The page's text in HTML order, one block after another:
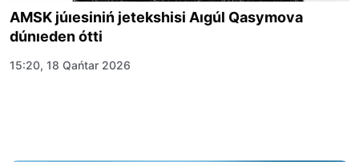
AMSK júıesiniń jetekshisi Aıgúl Qasymova
dúnıeden ótti
15:20, 18 Qańtar 2026